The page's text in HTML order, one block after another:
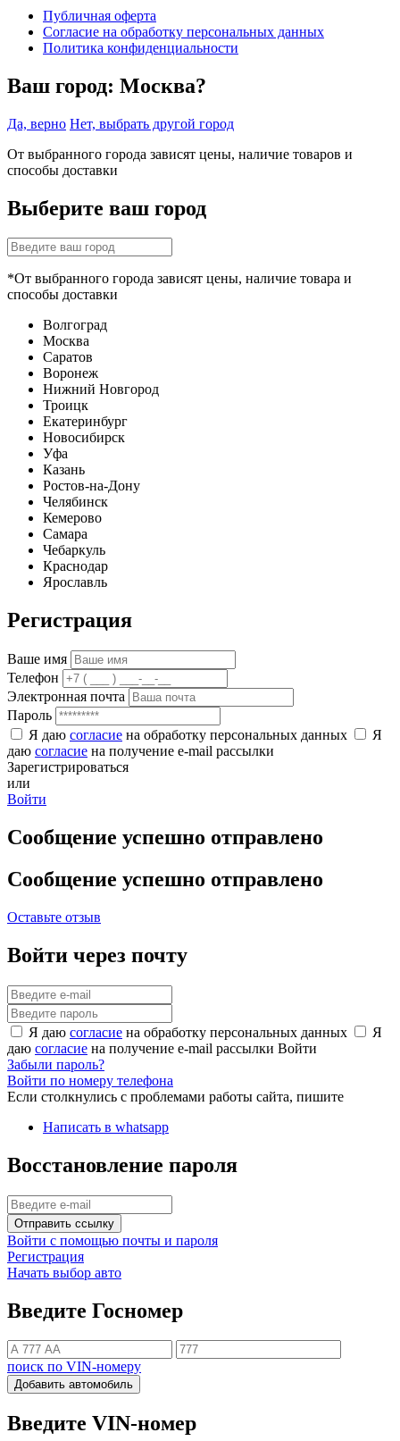
Публичная оферта
Согласие на обработку персональных данных
Политика конфиденциальности
Ваш город: Москва?
Да, верно Нет, выбрать другой город
От выбранного города зависят цены, наличие товаров и
способы доставки
Выберите ваш город
*От выбранного города зависят цены, наличие товара и
способы доставки
Волгоград
Москва
Саратов
Воронеж
Нижний Новгород
Троицк
Екатеринбург
Новосибирск
Уфа
Казань
Ростов-на-Дону
Челябинск
Кемерово
Самара
Чебаркуль
Краснодар
Ярославль
Регистрация
Ваше имя
Телефон
Электронная почта
Пароль
Я даю согласие на обработку персональных данных
Я
даю согласие на получение e-mail рассылки
Зарегистрироваться
или
Войти
Сообщение успешно отправлено
Сообщение успешно отправлено
Оставьте отзыв
Войти через почту
Я даю согласие на обработку персональных данных
Я
даю согласие на получение e-mail рассылки Войти
Забыли пароль?
Войти по номеру телефона
Если столкнулись с проблемами работы сайта, пишите
Написать в whatsapp
Восстановление пароля
Отправить ссылку
Войти с помощью почты и пароля
Регистрация
Начать выбор авто
Введите Госномер
поиск по VIN-номеру
Добавить автомобиль
Введите VIN-номер